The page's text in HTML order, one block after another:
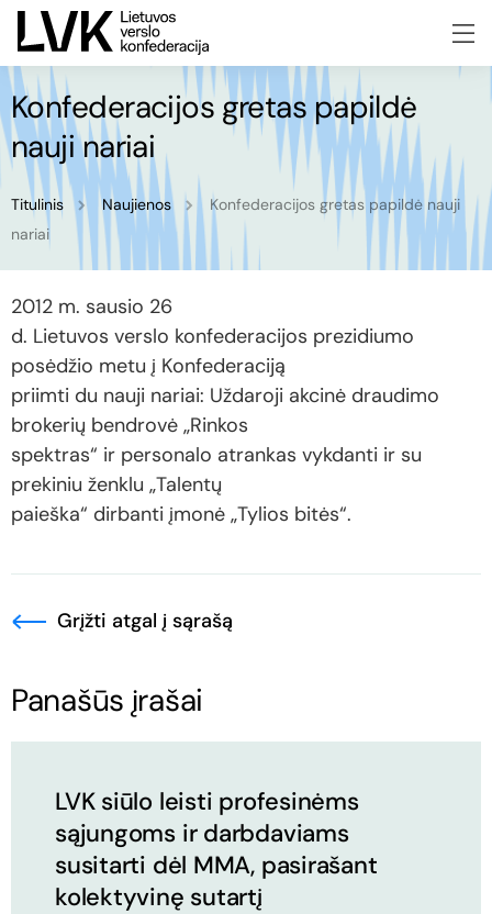
Konfederacijos gretas papildė
nauji nariai
Titulinis Naujienos
Konfederacijos gretas papildė nauji
nariai
2012 m. sausio 26
d. Lietuvos verslo konfederacijos prezidiumo
posėdžio metu į Konfederaciją
priimti du nauji nariai: Uždaroji akcinė draudimo
brokerių bendrovė „Rinkos
spektras“ ir personalo atrankas vykdanti ir su
prekiniu ženklu „Talentų
paieška“ dirbanti įmonė „Tylios bitės“.
Grįžti atgal į sąrašą
Panašūs įrašai
LVK siūlo leisti profesinėms
sąjungoms ir darbdaviams
susitarti dėl MMA, pasirašant
kolektyvinę sutartį